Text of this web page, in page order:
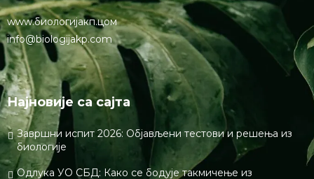
www.биологијакп.цом
info@biologijakp.com
Најновије са сајта
Завршни испит 2026: Објављени тестови и решења из
биологије
Одлука УО СБД: Како се бодује такмичење из